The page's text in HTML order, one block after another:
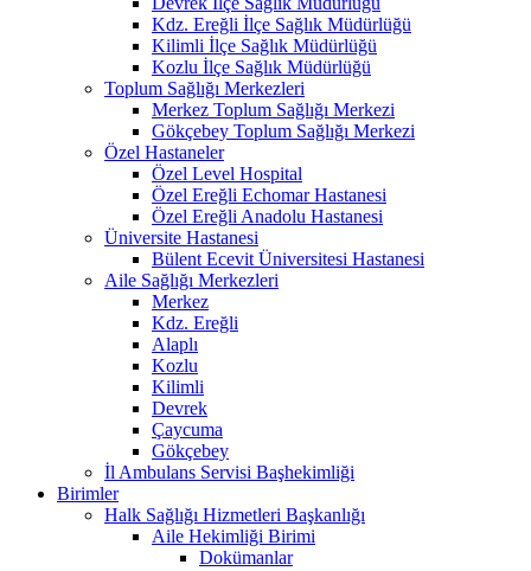
Kdz. Ereğli İlçe Sağlık Müdürlüğü
Kilimli İlçe Sağlık Müdürlüğü
Kozlu İlçe Sağlık Müdürlüğü
Toplum Sağlığı Merkezleri
Merkez Toplum Sağlığı Merkezi
Gökçebey Toplum Sağlığı Merkezi
Özel Hastaneler
Özel Level Hospital
Özel Ereğli Echomar Hastanesi
Özel Ereğli Anadolu Hastanesi
Üniversite Hastanesi
Bülent Ecevit Üniversitesi Hastanesi
Aile Sağlığı Merkezleri
Merkez
Kdz. Ereğli
Alaplı
Kozlu
Kilimli
Devrek
Çaycuma
Gökçebey
İl Ambulans Servisi Başhekimliği
Birimler
Halk Sağlığı Hizmetleri Başkanlığı
Aile Hekimliği Birimi
Dokümanlar